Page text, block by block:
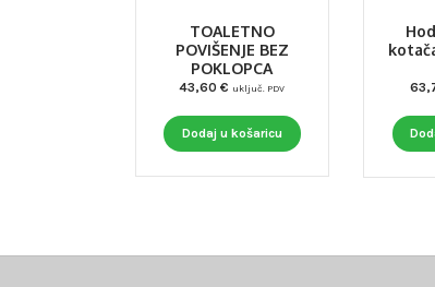
TOALETNO
POVIŠENJE BEZ
POKLOPCA
43,60€ uključ. PDV
Dodaj u košaricu